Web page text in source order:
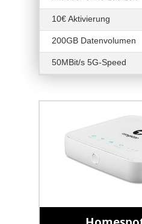
10€ Aktivierung
200GB Datenvolumen
50MBit/s 5G-Speed